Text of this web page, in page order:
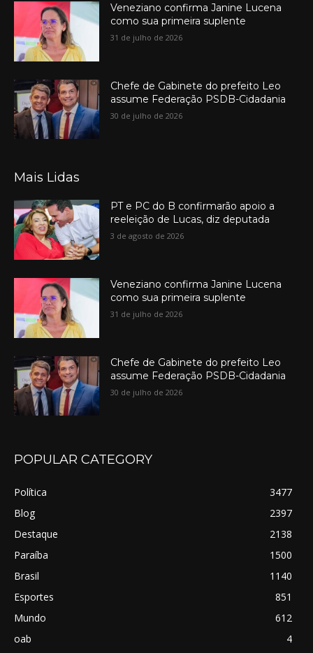
Veneziano confirma Janine Lucena
como sua primeira suplente
31 de julho de 2026
Chefe de Gabinete do prefeito Leo
assume Federação PSDB-Cidadania
30 de julho de 2026
Mais Lidas
PT e PC do B confirmarão apoio a
reeleição de Lucas, diz deputada
3 de agosto de 2026
Veneziano confirma Janine Lucena
como sua primeira suplente
31 de julho de 2026
Chefe de Gabinete do prefeito Leo
assume Federação PSDB-Cidadania
30 de julho de 2026
POPULAR CATEGORY
Política
3477
Blog
2397
Destaque
2138
Paraíba
1500
Brasil
1140
Esportes
851
Mundo
612
oab
4